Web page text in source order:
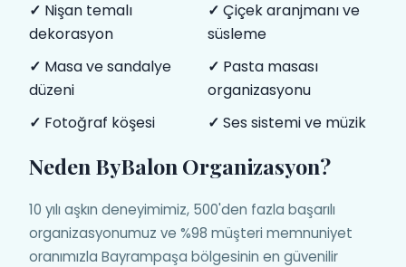
✓ Nişan temalı
dekorasyon
✓ Çiçek aranjmanı ve
süsleme
✓ Masa ve sandalye
düzeni
✓ Pasta masası
organizasyonu
✓ Fotoğraf köşesi ✓ Ses sistemi ve müzik
Neden ByBalon Organizasyon?
10 yılı aşkın deneyimimiz, 500'den fazla başarılı
organizasyonumuz ve %98 müşteri memnuniyet
oranımızla Bayrampaşa bölgesinin en güvenilir